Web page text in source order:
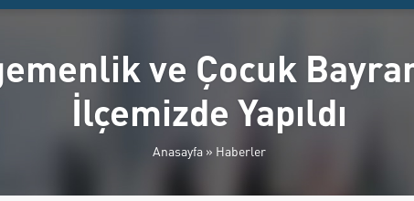
ve Çocuk
İlçemizde Yapıldı
Anasayfa » Haberler